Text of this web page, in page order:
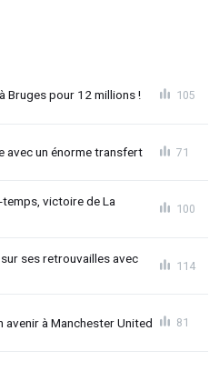
Bruges pour 12 millions ! 105
avec un énorme transfert 71
victoire de La
100
ses retrouvailles avec
114
avenir à Manchester United 81